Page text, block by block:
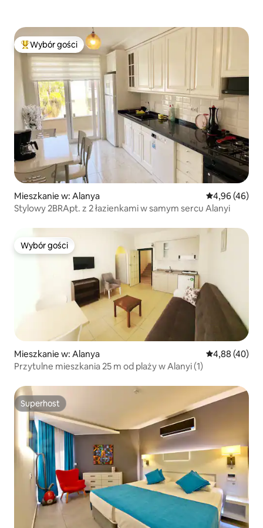
Najpopularniejsze z kategorii Wybór gości
Wybór gości
Mieszkanie w: Alanya Średnia
4,96 (46)
Stylowy 2BRApt. z 2 łazienkami w samym sercu Alanyi
Wybór gości
Wybór gości
Mieszkanie w: Alanya Średnia
4,88 (40)
Przytulne mieszkania 25 m od plaży w Alanyi (1)
Superhost
Superhost